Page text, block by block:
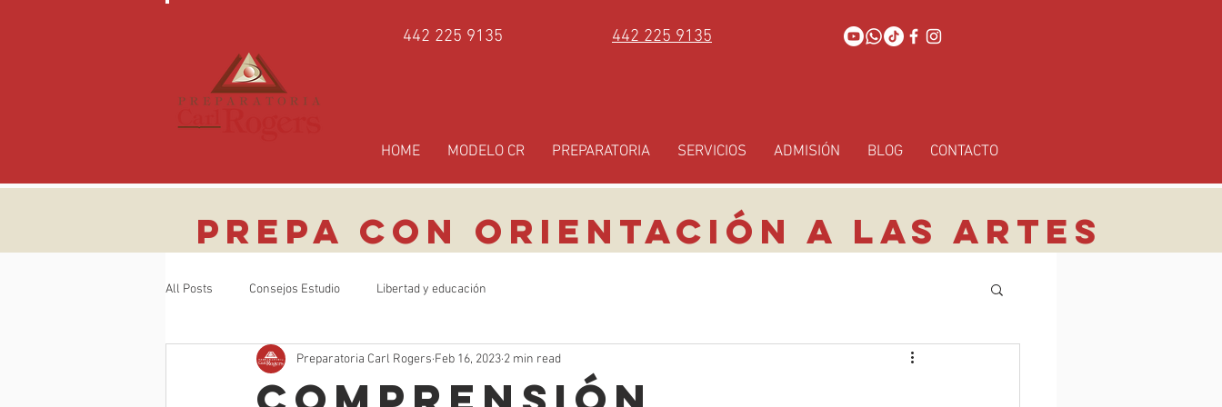
HOME MODELO CR PREPARATORIA SERVICIOS ADMISIÓN BLOG CONTACTO
442 225 9135
442 225 9135
PREPA CON ORIENTACIÓN A LAS ARTES
All Posts Consejos Estudio Libertad y educación
Preparatoria Carl Rogers Feb 16, 2023 2 min read